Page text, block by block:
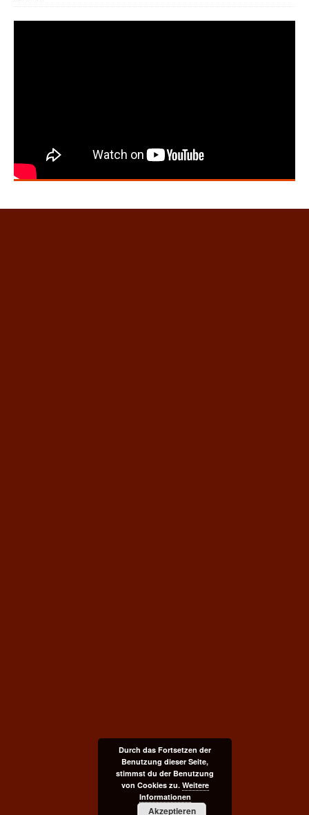
Durch das Fortsetzen der
Benutzung dieser Seite,
stimmst du der Benutzung
von Cookies zu. Weitere
Informationen
Akzeptieren